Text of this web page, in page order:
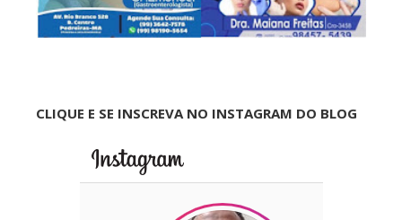
CLIQUE E SE INSCREVA NO INSTAGRAM DO BLOG